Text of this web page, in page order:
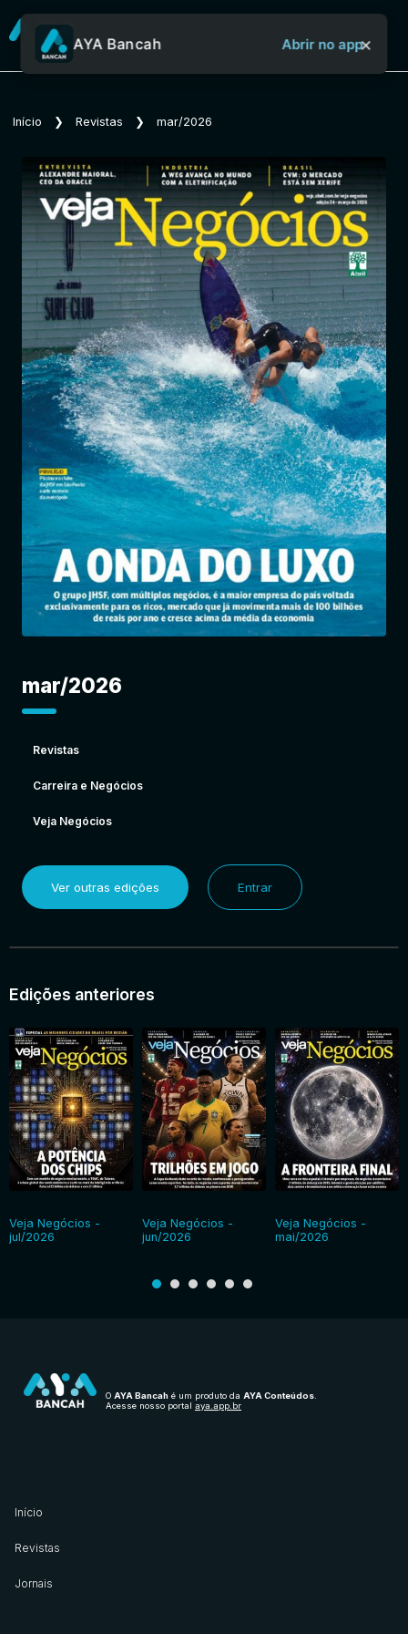
Sobre o Aya Bancah
Início
Revistas
Jornais
Notícias
Entrar
AYA Bancah Abrir no app×
Início ❯ Revistas ❯ mar/2026
mar/2026
Revistas
Carreira e Negócios
Veja Negócios
Ver outras edições Entrar
Edições anteriores
Veja Negócios -
jul/2026
Veja Negócios -
jun/2026
Veja Negócios -
mai/2026
O AYA Bancah é um produto da AYA Conteúdos
Acesse nosso portal aya.app.br
Início
Revistas
Jornais